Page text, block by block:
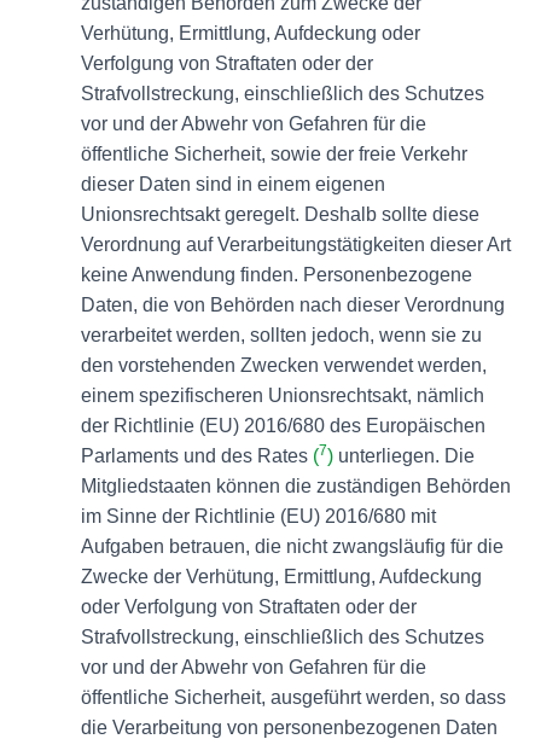
Verhütung, Ermittlung, Aufdeckung oder
Verfolgung von Straftaten oder der
Strafvollstreckung, einschließlich des Schutzes
vor und der Abwehr von Gefahren für die
öffentliche Sicherheit, sowie der freie Verkehr
dieser Daten sind in einem eigenen
Unionsrechtsakt geregelt. Deshalb sollte diese
Verordnung auf Verarbeitungstätigkeiten dieser Art
keine Anwendung finden. Personenbezogene
Daten, die von Behörden nach dieser Verordnung
verarbeitet werden, sollten jedoch, wenn sie zu
den vorstehenden Zwecken verwendet werden,
einem spezifischeren Unionsrechtsakt, nämlich
der Richtlinie (EU) 2016/680 des Europäischen
Parlaments und des Rates (7) unterliegen. Die
Mitgliedstaaten können die zuständigen Behörden
im Sinne der Richtlinie (EU) 2016/680 mit
Aufgaben betrauen, die nicht zwangsläufig für die
Zwecke der Verhütung, Ermittlung, Aufdeckung
oder Verfolgung von Straftaten oder der
Strafvollstreckung, einschließlich des Schutzes
vor und der Abwehr von Gefahren für die
öffentliche Sicherheit, ausgeführt werden, so dass
die Verarbeitung von personenbezogenen Daten